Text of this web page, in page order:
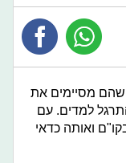
שהם מסיימים את
למדים. עם
ואותה כדאי